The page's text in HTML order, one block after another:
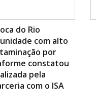
do Rio
com alto
por
constatou
pela
com o ISA